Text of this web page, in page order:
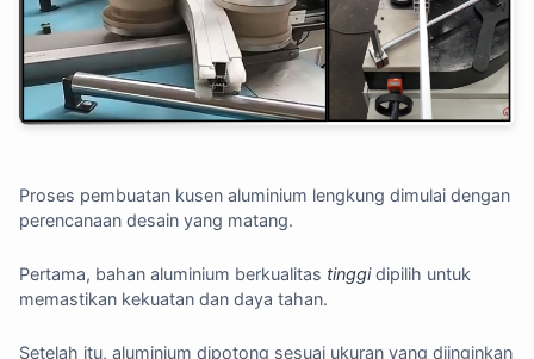
Proses pembuatan kusen aluminium lengkung dimulai dengan
perencanaan desain yang matang.
Pertama, bahan aluminium berkualitas tinggidipilih untuk
memastikan kekuatan dan daya tahan.
Setelah itu, aluminium dipotong sesuai ukuran yang diinginkan